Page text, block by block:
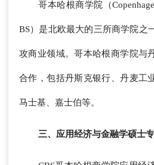
哥本哈根商学院（
BS）是北欧最大的三所商学院之
攻商业领域。哥本哈根商学院与
合作，包括丹斯克银行、丹麦工
马士基、嘉士伯等。
三、应用经济与金融学硕士